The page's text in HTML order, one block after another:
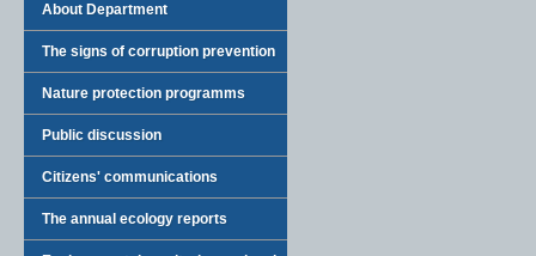
About Department
The signs of corruption prevention
Nature protection programms
Public discussion
Citizens' communications
The annual ecology reports